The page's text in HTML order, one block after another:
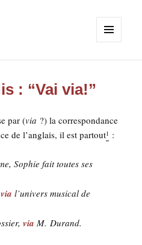
ET
: “Vai via!”
par (via ?) la cor­res­pon­dance
de l’an­glais, il est par­tout1 :
Sophie fait toutes ses
via l’univers musi­cal de
via M. Durand.